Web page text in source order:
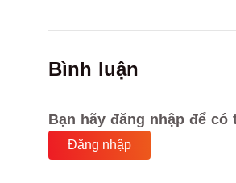
Bình luận
Bạn hãy đăng nhập để có
Đăng nhập